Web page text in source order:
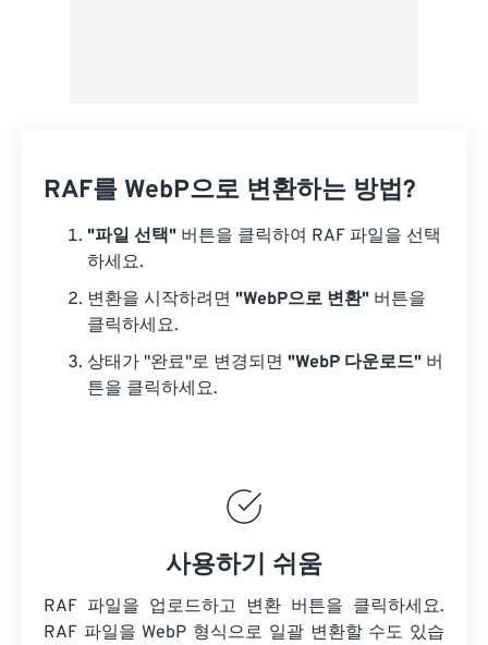
RAF를 WebP으로 변환하는 방법?
"파일 선택" 버튼을 클릭하여 RAF 파일을 선택
하세요.
변환을 시작하려면 "WebP으로 변환" 버튼을
클릭하세요.
상태가 "완료"로 변경되면 "WebP 다운로드" 버
튼을 클릭하세요.
사용하기 쉬움
RAF 파일을 업로드하고 변환 버튼을 클릭하세요.
RAF 파일을 WebP 형식으로 일괄 변환할 수도 있습